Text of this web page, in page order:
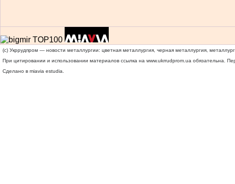
(c) Укррудпром — новости металлургии: цветная металлургия, черная металлургия,
При цитировании и использовании материалов ссылка на www.ukrrudprom.ua обязательна.
Сделано в miavia estudia.